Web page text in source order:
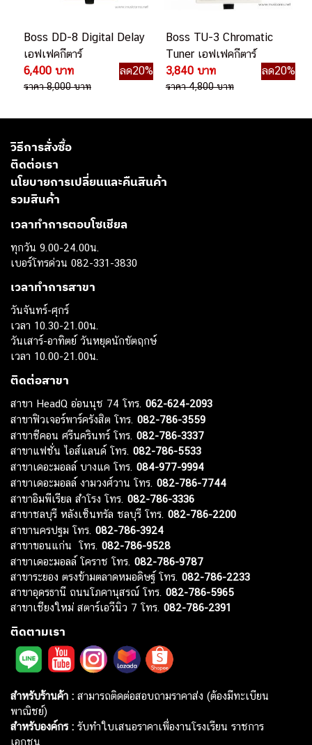
Boss DD-8 Digital Delay
เอฟเฟคกีตาร์
6,400 บาท
ลด20%
ราคา 8,000 บาท
Boss TU-3 Chromatic
Tuner เอฟเฟคกีตาร์
3,840 บาท
ลด20%
ราคา 4,800 บาท
วิธีการสั่งซื้อ
ติดต่อเรา
นโยบายการเปลี่ยนและคืนสินค้า
รวมสินค้า
เวลาทำการตอบโซเชียล
ทุกวัน 9.00-24.00น.
เบอร์โทรด่วน 082-331-3830
เวลาทำการสาขา
วันจันทร์-ศุกร์
เวลา 10.30-21.00น.
วันเสาร์-อาทิตย์ วันหยุดนักขัตฤกษ์
เวลา 10.00-21.00น.
ติดต่อสาขา
สาขา HeadQ อ่อนนุช 74 โทร. 062-624-2093
สาขาฟิวเจอร์พาร์ครังสิต โทร. 082-786-3559
สาขาซีคอน ศรีนครินทร์ โทร. 082-786-3337
สาขาแฟชั่น ไอส์แลนด์ โทร. 082-786-5533
สาขาเดอะมอลล์ บางแค โทร. 084-977-9994
สาขาเดอะมอลล์ งามวงศ์วาน โทร. 082-786-7744
สาขาอิมพีเรียล สำโรง โทร. 082-786-3336
สาขาชลบุรี หลังเซ็นทรัล ชลบุรี โทร. 082-786-2200
สาขานครปฐม โทร. 082-786-3924
สาขาขอนแก่น โทร. 082-786-9528
สาขาเดอะมอลล์ โคราช โทร. 082-786-9787
สาขาระยอง ตรงข้ามตลาดหมอดิษฐ์ โทร. 082-786-2233
สาขาอุดรธานี ถนนโภคานุสรณ์ โทร. 082-786-5965
สาขาเชียงใหม่ สตาร์เอวีนิว 7 โทร. 082-786-2391
ติดตามเรา
สำหรับร้านค้า : สามารถติดต่อสอบถามราคาส่ง (ต้องมีทะเบียน
พาณิชย์)
สำหรับองค์กร : รับทำใบเสนอราคาเพื่องานโรงเรียน ราชการ
เอกชน